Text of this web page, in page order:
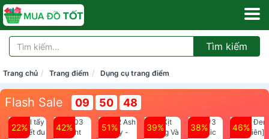
Tìm kiếm
Trang chủ Trang điểm Dụng cụ trang điểm
Flash Sale 09 50 47
22% 42% 51% 39% 38% 46%